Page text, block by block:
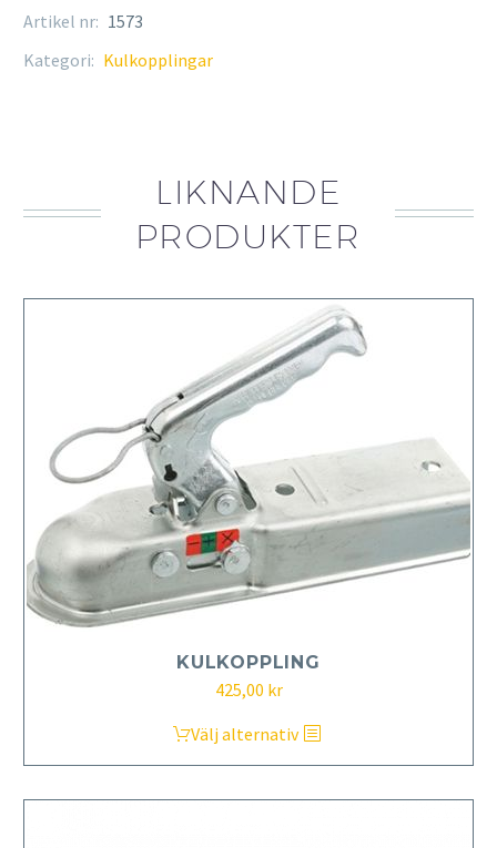
Artikel nr: 1573
Kategori: Kulkopplingar
LIKNANDE
PRODUKTER
KULKOPPLING
425,00 kr
Välj alternativ
Den
här